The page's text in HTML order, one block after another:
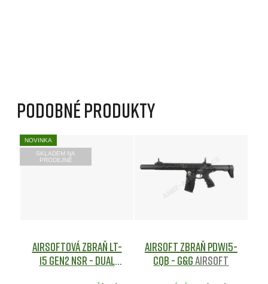
Podobné produkty
Airsoft zbraň PDW15-
CQB - G&GAirsoft
NOVINKA
SKLADEM NA
PRODEJNĚ
Airsoftová zbraň LT-
15 GEN2 NSR - Dual